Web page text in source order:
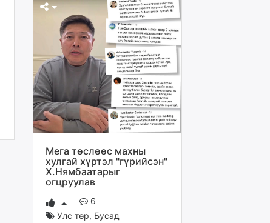
Мега төслөөс махны
хулгай хүртэл "гүрийсэн"
Х.Нямбаатарыг
огцруулав
6
Улс төр, Бусад